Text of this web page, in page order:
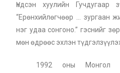
Үндсэн хуулийн
“Ерөнхийлөгчөөр … зургаан
нэг удаа сонгоно.” гэснийг
мөн өдрөөс эхлэн
1992 оны Монгол